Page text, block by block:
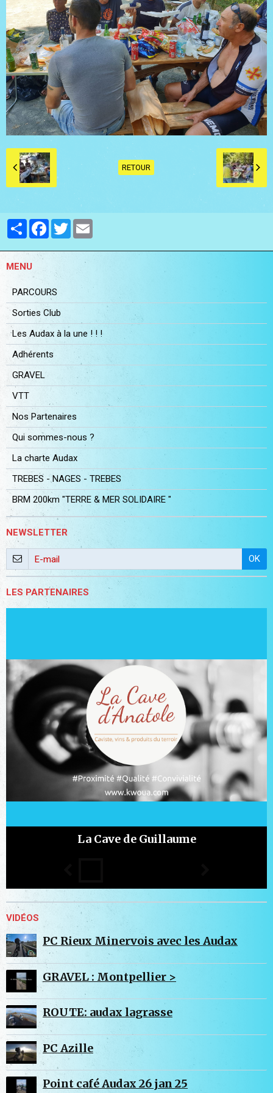
RETOUR
PartagerFacebook
Twitter
MENU
PARCOURS
Sorties Club
Les Audax à la une ! ! !
Adhérents
GRAVEL
VTT
Nos Partenaires
Qui sommes-nous ?
La charte Audax
TREBES - NAGES - TREBES
BRM 200km "TERRE & MER SOLIDAIRE "
NEWSLETTER
OK
LES PARTENAIRES
La Cave de Guillaume
VIDÉOS
PC Rieux Minervois avec les Audax
GRAVEL : Montpellier >
ROUTE: audax lagrasse
PC Azille
Point café Audax 26 jan 25